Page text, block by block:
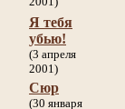
Я тебя
убью!
(3 апреля
2001)
Сюр
(30 января